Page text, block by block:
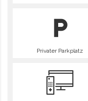
Privater Parkplatz